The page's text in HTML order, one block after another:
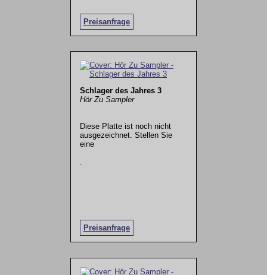
Preisanfrage
Schlager des Jahres 3
Hör Zu Sampler
Diese Platte ist noch nicht
ausgezeichnet. Stellen Sie
eine
Preisanfrage
.